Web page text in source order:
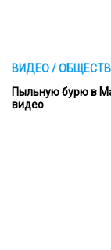
ВИДЕО /
Пыльную бурю в
видео